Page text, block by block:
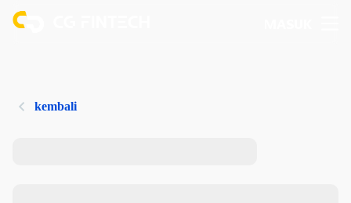
kembali